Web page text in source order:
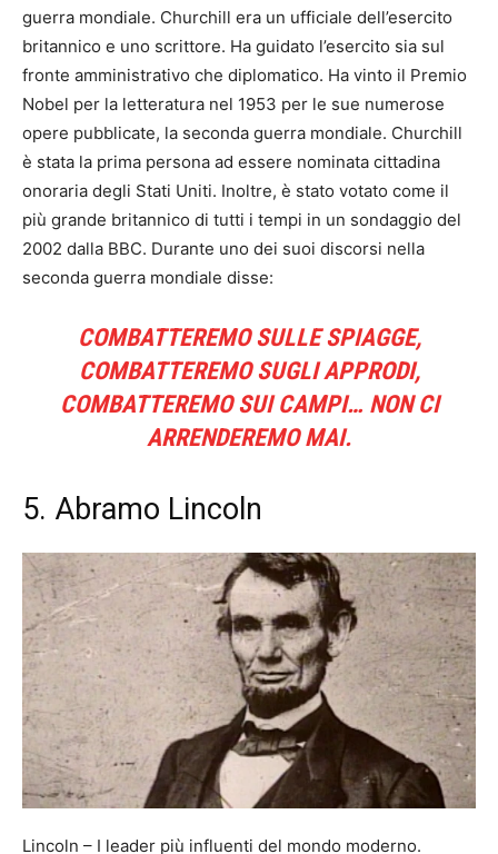
guerra mondiale. Churchill era un ufficiale dell’esercito
britannico e uno scrittore. Ha guidato l’esercito sia sul
fronte amministrativo che diplomatico. Ha vinto il Premio
Nobel per la letteratura nel 1953 per le sue numerose
opere pubblicate, la seconda guerra mondiale. Churchill
è stata la prima persona ad essere nominata cittadina
onoraria degli Stati Uniti. Inoltre, è stato votato come il
più grande britannico di tutti i tempi in un sondaggio del
2002 dalla BBC. Durante uno dei suoi discorsi nella
seconda guerra mondiale disse:
COMBATTEREMO SULLE SPIAGGE,
COMBATTEREMO SUGLI APPRODI,
COMBATTEREMO SUI CAMPI… NON CI
ARRENDEREMO MAI.
5. Abramo Lincoln
Lincoln – I leader più influenti del mondo moderno.